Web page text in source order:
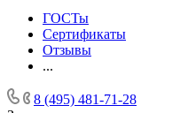
ГОСТы
Сертификаты
Отзывы
...
8 (495) 481-71-28